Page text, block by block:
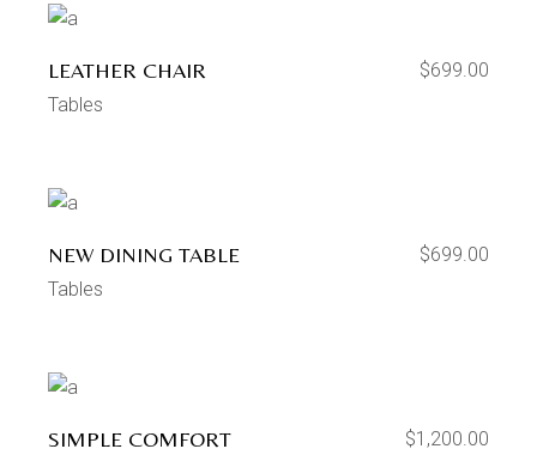
LEATHER CHAIR $699.00
Tables
NEW DINING TABLE $699.00
Tables
SIMPLE COMFORT $1,200.00